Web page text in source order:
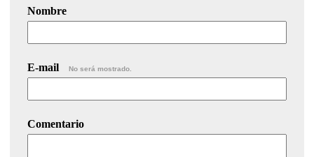
Nombre
E-mail No será mostrado.
Comentario